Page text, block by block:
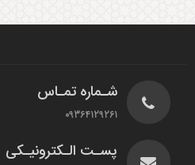
شـماره تمـاس
09364129261
پسـت الـکترونیـکی